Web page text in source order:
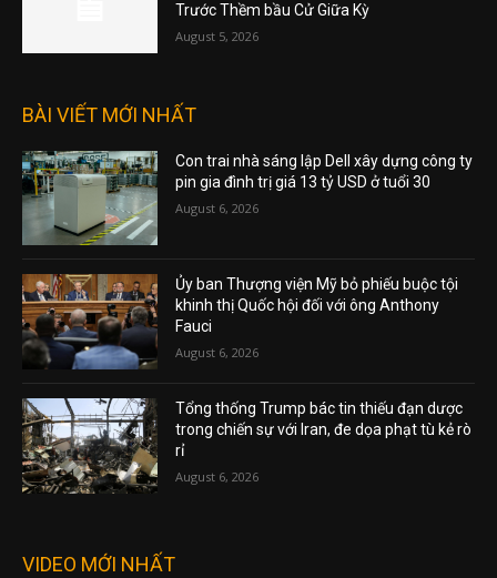
Trước Thềm bầu Cử Giữa Kỳ
August 5, 2026
BÀI VIẾT MỚI NHẤT
Con trai nhà sáng lập Dell xây dựng công ty
pin gia đình trị giá 13 tỷ USD ở tuổi 30
August 6, 2026
Ủy ban Thượng viện Mỹ bỏ phiếu buộc tội
khinh thị Quốc hội đối với ông Anthony
Fauci
August 6, 2026
Tổng thống Trump bác tin thiếu đạn dược
trong chiến sự với Iran, đe dọa phạt tù kẻ rò
rỉ
August 6, 2026
VIDEO MỚI NHẤT